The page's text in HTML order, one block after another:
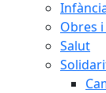
Obres
Salut